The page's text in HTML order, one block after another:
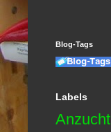
Blog-Tags
Labels
Anzucht